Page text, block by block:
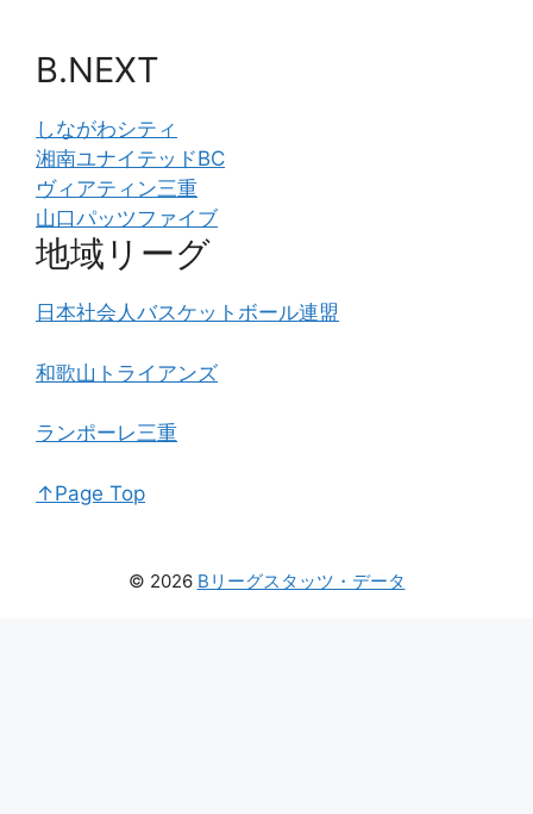
B.NEXT
しながわシティ
湘南ユナイテッドBC
ヴィアティン三重
山口パッツファイブ
地域リーグ
日本社会人バスケットボール連盟
和歌山トライアンズ
ランポーレ三重
↑Page Top
© 2026 Bリーグスタッツ・データ